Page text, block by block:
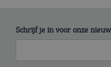
Schrijf je in voor onze